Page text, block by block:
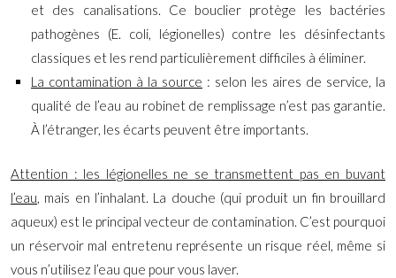
et des canalisations. Ce bouclier protège les bactéries
pathogènes (E. coli, légionelles) contre les désinfectants
classiques et les rend particulièrement difficiles à éliminer.
La contamination à la source : selon les aires de service, la
qualité de l’eau au robinet de remplissage n’est pas garantie.
À l’étranger, les écarts peuvent être importants.
Attention : les légionelles ne se transmettent pas en buvant
l’eau, mais en l’inhalant. La douche (qui produit un fin brouillard
aqueux) est le principal vecteur de contamination. C’est pourquoi
un réservoir mal entretenu représente un risque réel, même si
vous n’utilisez l’eau que pour vous laver.